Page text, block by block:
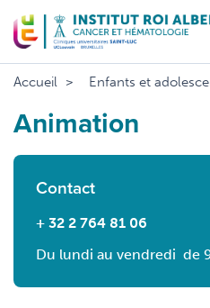
au
contenu
principal
Accueil Enfants et
Animation
Contact
+ 32 2 764 81 06
Du lundi au vendredi de